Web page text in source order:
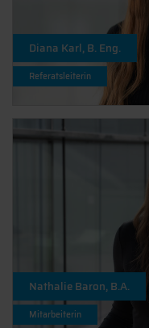
Diana Karl, B. Eng.
Referatsleiterin
Nathalie Baron, B.A.
Mitarbeiterin